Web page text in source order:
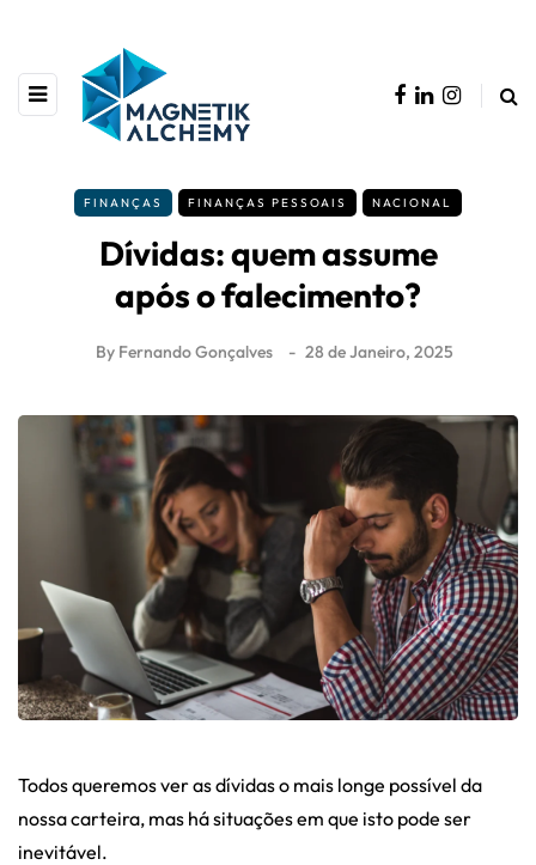
FINANÇAS FINANÇAS PESSOAIS NACIONAL
Dívidas: quem assume
após o falecimento?
By Fernando Gonçalves 28 de Janeiro, 2025
Todos queremos ver as dívidas o mais longe possível da
nossa carteira, mas há situações em que isto pode ser
inevitável.